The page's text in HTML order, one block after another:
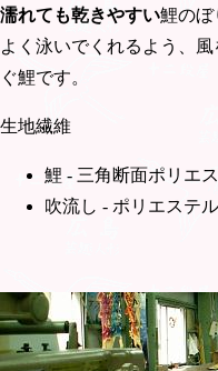
濡れても乾きやすい鯉のぼ
よく泳いでくれるよう、
ぐ鯉です。
生地繊維
鯉 - 三角断面ポリエ
吹流し - ポリエステ